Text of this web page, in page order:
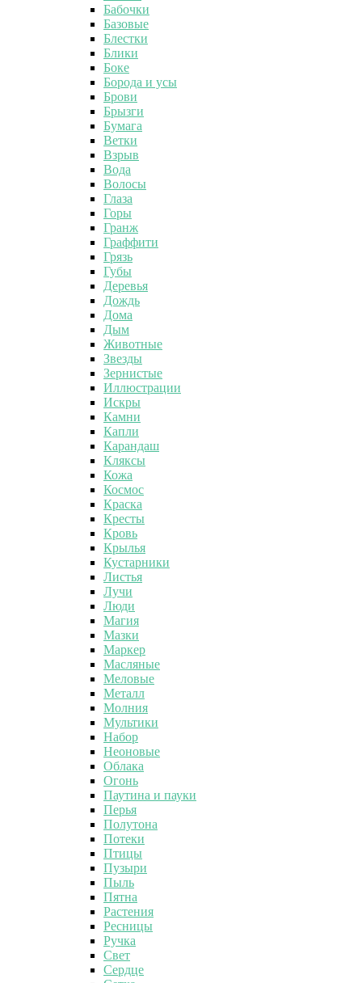
Бабочки
Базовые
Блестки
Блики
Боке
Борода и усы
Брови
Брызги
Бумага
Ветки
Взрыв
Вода
Волосы
Глаза
Горы
Гранж
Граффити
Грязь
Губы
Деревья
Дождь
Дома
Дым
Животные
Звезды
Зернистые
Иллюстрации
Искры
Камни
Капли
Карандаш
Кляксы
Кожа
Космос
Краска
Кресты
Кровь
Крылья
Кустарники
Листья
Лучи
Люди
Магия
Мазки
Маркер
Масляные
Меловые
Металл
Молния
Мультики
Набор
Неоновые
Облака
Огонь
Паутина и пауки
Перья
Полутона
Потеки
Птицы
Пузыри
Пыль
Пятна
Растения
Ресницы
Ручка
Свет
Сердце